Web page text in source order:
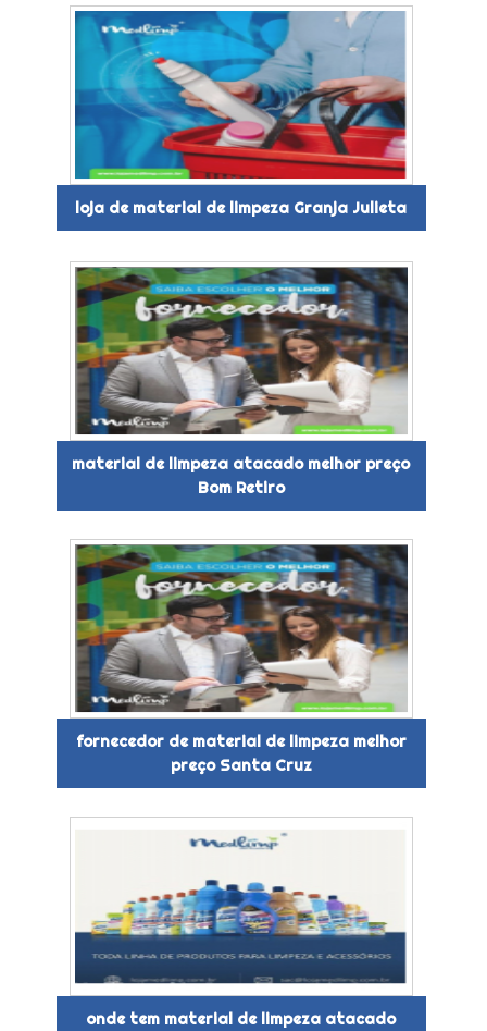
loja de material de limpeza Granja Julieta
material de limpeza atacado melhor preço
Bom Retiro
fornecedor de material de limpeza melhor
preço Santa Cruz
onde tem material de limpeza atacado